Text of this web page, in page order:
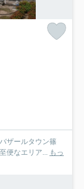
ザールタウン篠
便なエリア... もっ